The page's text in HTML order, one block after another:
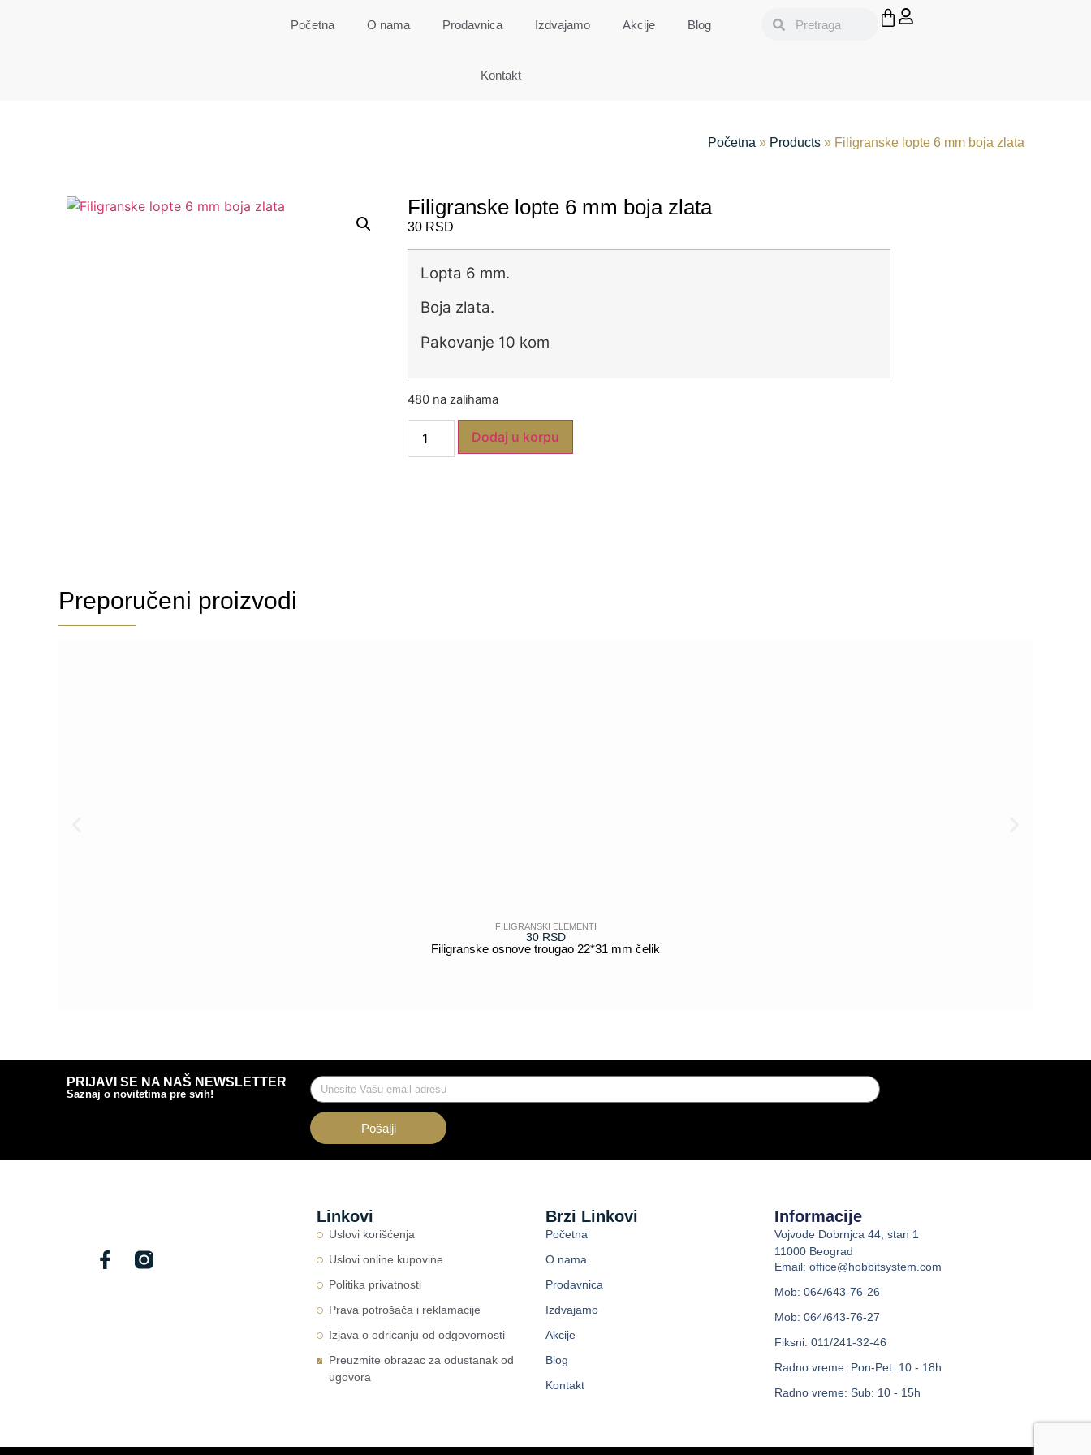
Početna O nama Prodavnica Izdvajamo Akcije Blog
Kontakt
Početna » Products » Filigranske lopte 6 mm boja zlata
Filigranske lopte 6 mm boja zlata
30 RSD
Lopta 6 mm.
Boja zlata.
Pakovanje 10 kom
480 na zalihama
Dodaj u korpu
Preporučeni proizvodi
FILIGRANSKI ELEMENTI
30 RSD
Filigranske osnove trougao 22*31 mm čelik
PRIJAVI SE NA NAŠ NEWSLETTER
Saznaj o novitetima pre svih!
Pošalji
Linkovi
Uslovi korišćenja
Uslovi online kupovine
Politika privatnosti
Prava potrošača i reklamacije
Izjava o odricanju od odgovornosti
Preuzmite obrazac za odustanak od
ugovora
Brzi Linkovi
Početna
O nama
Prodavnica
Izdvajamo
Akcije
Blog
Kontakt
Informacije
Vojvode Dobrnjca 44, stan 1
11000 Beograd
Email: office@hobbitsystem.com
Mob: 064/643-76-26
Mob: 064/643-76-27
Fiksni: 011/241-32-46
Radno vreme: Pon-Pet: 10 - 18h
Radno vreme: Sub: 10 - 15h